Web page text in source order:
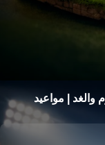
والغد | مواعيد